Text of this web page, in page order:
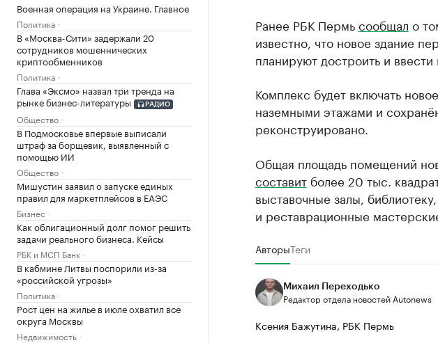
Военная операция на Украине. Главное
Политика
В «Москва-Сити» задержали 20
сотрудников мошеннических
криптообменников
Политика
Глава «Эксмо» назвал три тренда на
рынке бизнес-литературы
РАДИО
Общество
В Подмосковье впервые выписали
штраф за борщевик, выявленный с
помощью ИИ
Общество
Мишустин заявил о запуске единых
правил для маркетплейсов в ЕАЭС
Бизнес
Как облигационный долг помог решить
задачи реального бизнеса. Кейсы
РБК и МСП Банк
В кабмине Литвы поспорили из-за
«российской угрозы»
Политика
Рост цен на жилье в июле охватил все
округа Москвы
Недвижимость
Ранее РБК Пермьсообщал о
известно, что новое здание
планируют достроить и
Комплекс будет включать
наземными этажами и
реконструировано.
Общая площадь помещений
составитболее 20 тыс.
выставочные залы,
и реставрационные
АвторыТеги
Михаил Переходько
Редактор отдела новостей Autonews
Ксения Бажутина, РБК Пермь